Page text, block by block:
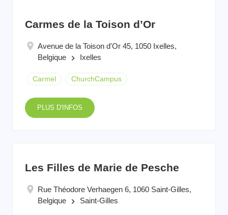
Carmes de la Toison d’Or
Avenue de la Toison d'Or 45, 1050 Ixelles,
Belgique
keyboard_arrow_right Ixelles
Carmel ChurchCampus
PLUS D'INFOS
Les Filles de Marie de Pesche
Rue Théodore Verhaegen 6, 1060 Saint-Gilles,
Belgique
keyboard_arrow_right Saint-Gilles